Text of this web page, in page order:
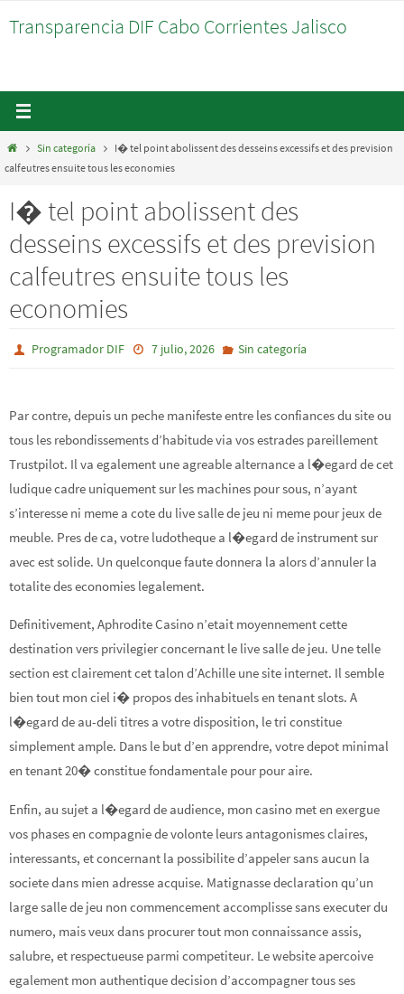
Transparencia DIF Cabo Corrientes Jalisco
InicioSin categoría
I� tel point abolissent des desseins excessifs et des prevision
calfeutres ensuite tous les economies
I� tel point abolissent des
desseins excessifs et des prevision
calfeutres ensuite tous les
economies
Programador DIF 7 julio, 2026 Sin categoría
Par contre, depuis un peche manifeste entre les confiances du site ou
tous les rebondissements d’habitude via vos estrades pareillement
Trustpilot. Il va egalement une agreable alternance a l�egard de cet
ludique cadre uniquement sur les machines pour sous, n’ayant
s’interesse ni meme a cote du live salle de jeu ni meme pour jeux de
meuble. Pres de ca, votre ludotheque a l�egard de instrument sur
avec est solide. Un quelconque faute donnera la alors d’annuler la
totalite des economies legalement.
Definitivement, Aphrodite Casino n’etait moyennement cette
destination vers privilegier concernant le live salle de jeu. Une telle
section est clairement cet talon d’Achille une site internet. Il semble
bien tout mon ciel i� propos des inhabituels en tenant slots. A
l�egard de au-deli titres a votre disposition, le tri constitue
simplement ample. Dans le but d’en apprendre, votre depot minimal
en tenant 20� constitue fondamentale pour pour aire.
Enfin, au sujet a l�egard de audience, mon casino met en exergue
vos phases en compagnie de volonte leurs antagonismes claires,
interessants, et concernant la possibilite d’appeler sans aucun la
societe dans mien adresse acquise. Matignasse declaration qu’un
large salle de jeu non commencement accomplisse sans executer du
numero, mais veux dans procurer tout mon connaissance assis,
salubre, et respectueuse parmi competiteur. Le website apercoive
egalement mon authentique decision d’accompagner tous ses